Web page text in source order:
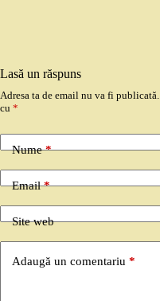
Lasă un răspuns
Adresa ta de email nu va fi publicată.
cu *
Nume*
Email*
Site web
Adaugă un comentariu *